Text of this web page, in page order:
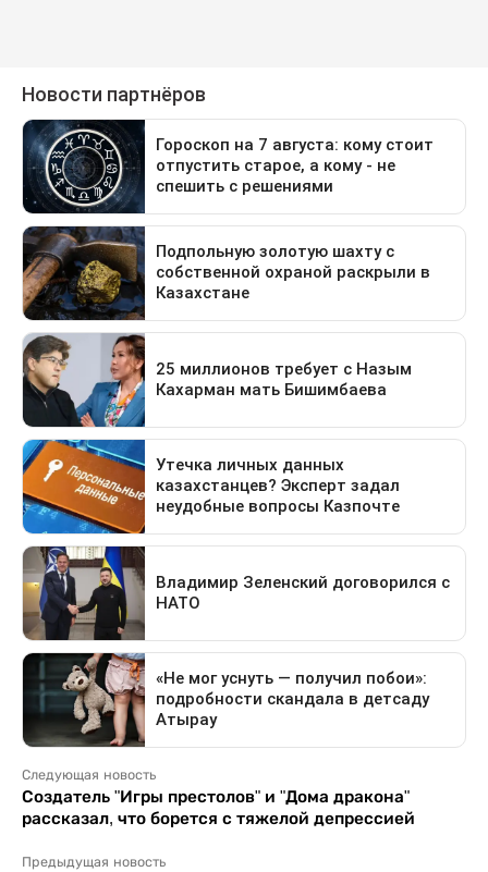
Следующая новость
Создатель "Игры престолов" и "Дома дракона"
рассказал, что борется с тяжелой депрессией
Предыдущая новость